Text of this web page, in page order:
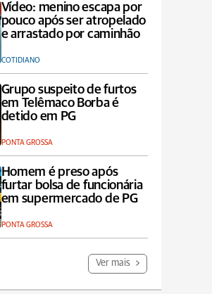
Vídeo: menino escapa por
pouco após ser atropelado
e arrastado por caminhão
COTIDIANO
Grupo suspeito de furtos
em Telêmaco Borba é
detido em PG
PONTA GROSSA
Homem é preso após
furtar bolsa de funcionária
em supermercado de PG
PONTA GROSSA
Ver mais